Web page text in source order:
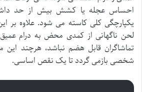
احساس عجله یا کشش بیش از حد
یکپارچگی کلی کاسته می شود. علاوه بر
لحن ناگهانی از کمدی محض به درام
تماشاگران قابل هضم نباشد، هرچند
شخصی بازمی گردد تا یک نقص اساسی.